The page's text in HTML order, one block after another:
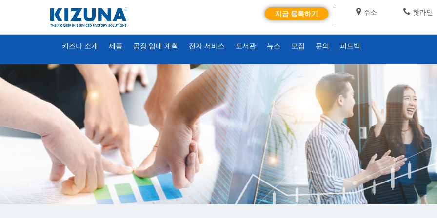
주소 핫라인
지금 등록하기
키즈나 소개 제품 공장 임대 계획 전자 서비스 도서관 뉴스 모집 문의 피드백